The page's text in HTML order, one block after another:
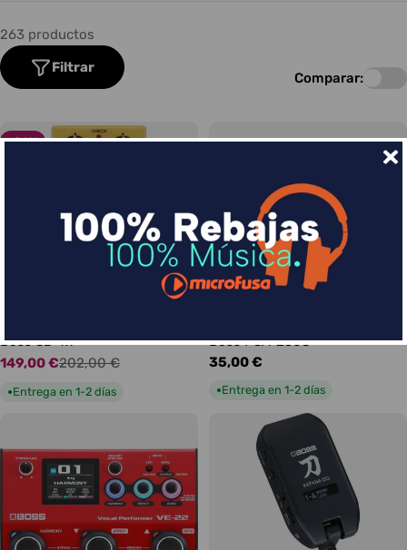
263 productos
Filtrar
Comparar:
-26%
Boss SD-1W
Precio
de
149,00 €
Precio
habitual
202,00 €
●Entrega en 1-2 días
Boss PSA-230S
Precio
habitual
35,00 €
●Entrega en 1-2 días